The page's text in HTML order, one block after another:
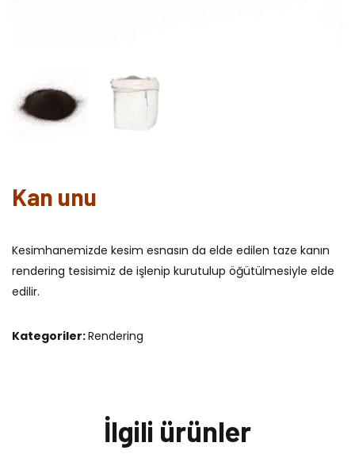
Kan unu
Kesimhanemizde kesim esnasın da elde edilen taze kanın
rendering tesisimiz de işlenip kurutulup öğütülmesiyle elde
edilir.
Kategoriler:Rendering
İlgili ürünler